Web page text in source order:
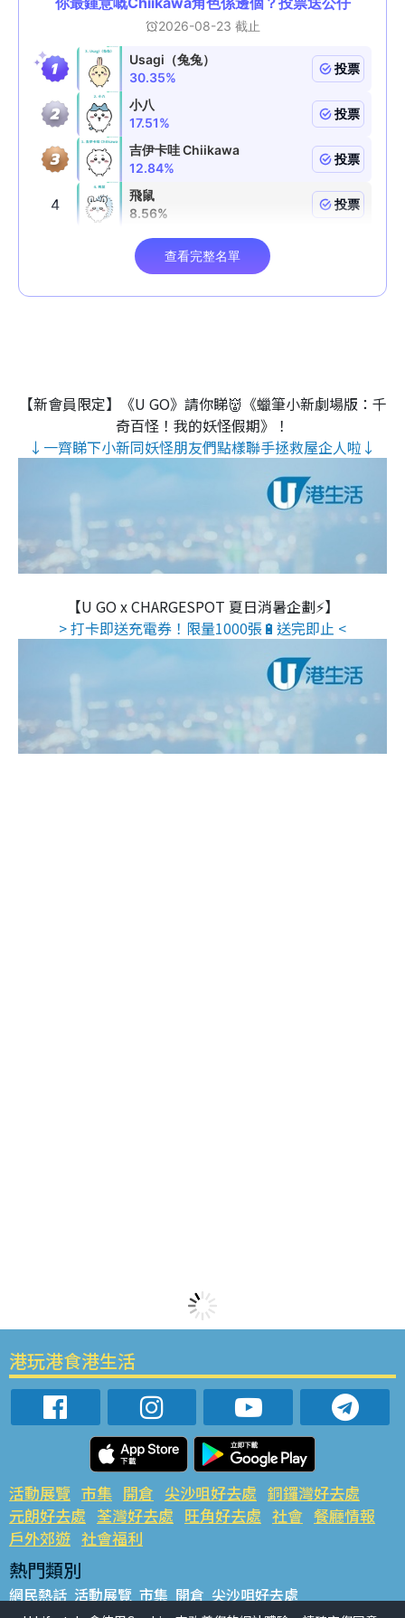
【新會員限定】《U GO》請你睇👹《蠟筆小新劇場版：千
奇百怪！我的妖怪假期》！
↓一齊睇下小新同妖怪朋友們點樣聯手拯救屋企人啦↓
【U GO x CHARGESPOT 夏日消暑企劃⚡】
> 打卡即送充電券！限量1000張🔋送完即止 <
港玩港食港生活
活動展覽 市集 開倉 尖沙咀好去處 銅鑼灣好去處
元朗好去處 荃灣好去處 旺角好去處 社會 餐廳情報
戶外郊遊 社會福利
熱門類別
網民熱話 活動展覽 市集 開倉 尖沙咀好去處